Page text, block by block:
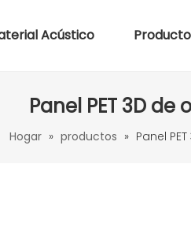
Acústico
Panel PET 3D de
Hogar » productos » Panel